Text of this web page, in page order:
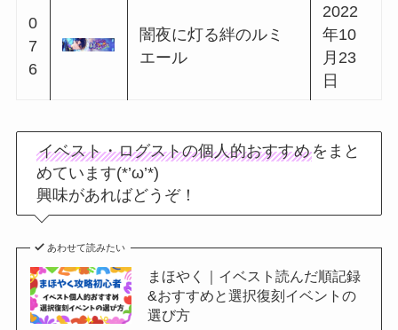
0
6
6
2.5 Anniversaryキャン
ペーン
2022
年5月
20日
7
花雨をシェリーと見
上げて
年6月
5日
0
6
8
夢見る曲技団のファ
央の国~
22日
0
6
星満ちる海に願いを
わたして
2022
年7月